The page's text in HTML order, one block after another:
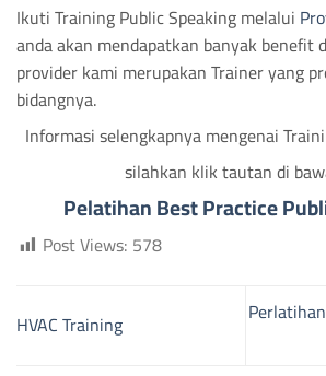
Ikuti Training Public Speaking melalui
anda akan mendapatkan banyak benefit
provider kami merupakan Trainer yang
bidangnya.
Informasi selengkapnya mengenai
silahkan klik tautan di
Pelatihan Best Practice
Post Views: 578
HVAC Training